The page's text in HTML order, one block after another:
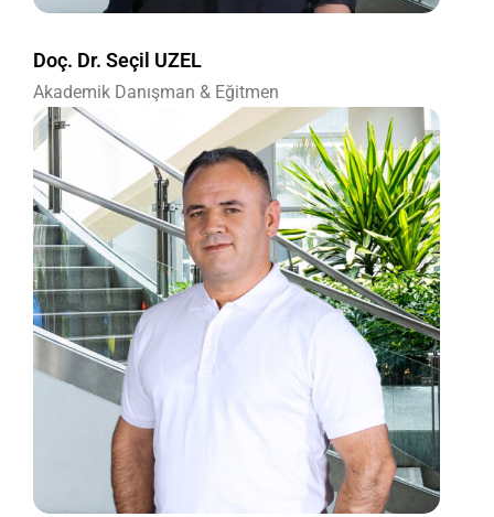
Doç. Dr. Seçil UZEL
Akademik Danışman & Eğitmen